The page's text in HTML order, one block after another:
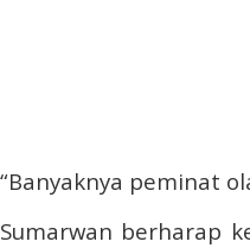
“Banyaknya peminat
Sumarwan berharap